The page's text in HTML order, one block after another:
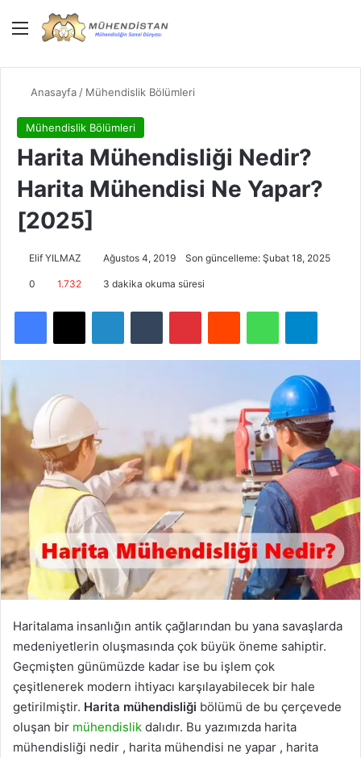
Menü
Anasayfa / Mühendislik Bölümleri
Mühendislik Bölümleri
Harita Mühendisliği Nedir?
Harita Mühendisi Ne Yapar?
[2025]
Elif YILMAZ Ağustos 4, 2019 Son güncelleme: Şubat 18, 2025
0 1.732 3 dakika okuma süresi
Facebook
X LinkedInTumblr PinterestReddit WhatsApp
Haritalama insanlığın antik çağlarından bu yana savaşlarda
medeniyetlerin oluşmasında çok büyük öneme sahiptir.
Geçmişten günümüzde kadar ise bu işlem çok
çeşitlenerek modern ihtiyacı karşılayabilecek bir hale
getirilmiştir. Harita mühendisliği bölümü de bu çerçevede
oluşan bir mühendislik dalıdır. Bu yazımızda harita
mühendisliği nedir , harita mühendisi ne yapar , harita